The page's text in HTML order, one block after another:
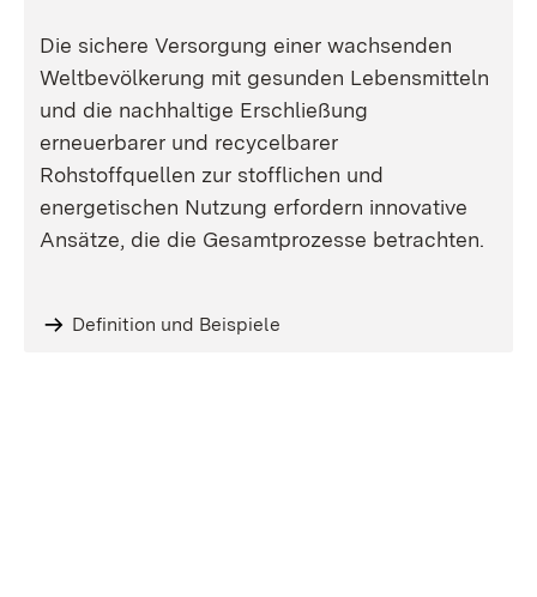
Die sichere Versorgung einer wachsenden
Weltbevölkerung mit gesunden Lebensmitteln
und die nachhaltige Erschließung
erneuerbarer und recycelbarer
Rohstoffquellen zur stofflichen und
energetischen Nutzung erfordern innovative
Ansätze, die die Gesamtprozesse betrachten.
Definition und Beispiele